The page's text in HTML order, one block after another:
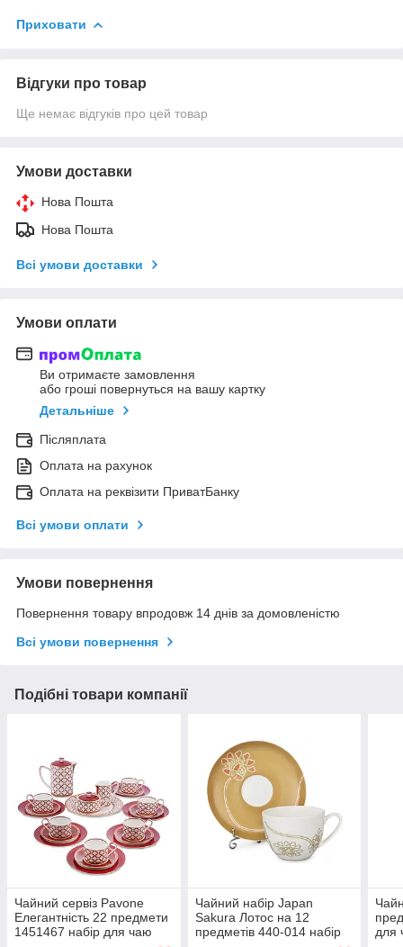
Приховати
Відгуки про товар
Ще немає відгуків про цей товар
Умови доставки
Нова Пошта
Нова Пошта
Всі умови доставки
Умови оплати
Ви отримаєте замовлення
або гроші повернуться на вашу картку
Детальніше
Післяплата
Оплата на рахунок
Оплата на реквізити ПриватБанку
Всі умови оплати
Умови повернення
Повернення товару впродовж 14 днів за домовленістю
Всі умови повернення
Подібні товари компанії
Чайний сервіз Pavone
Елегантність 22 предмети
1451467 набір для чаю
Чайний набір Japan
Sakura Лотос на 12
предметів 440-014 набір
для